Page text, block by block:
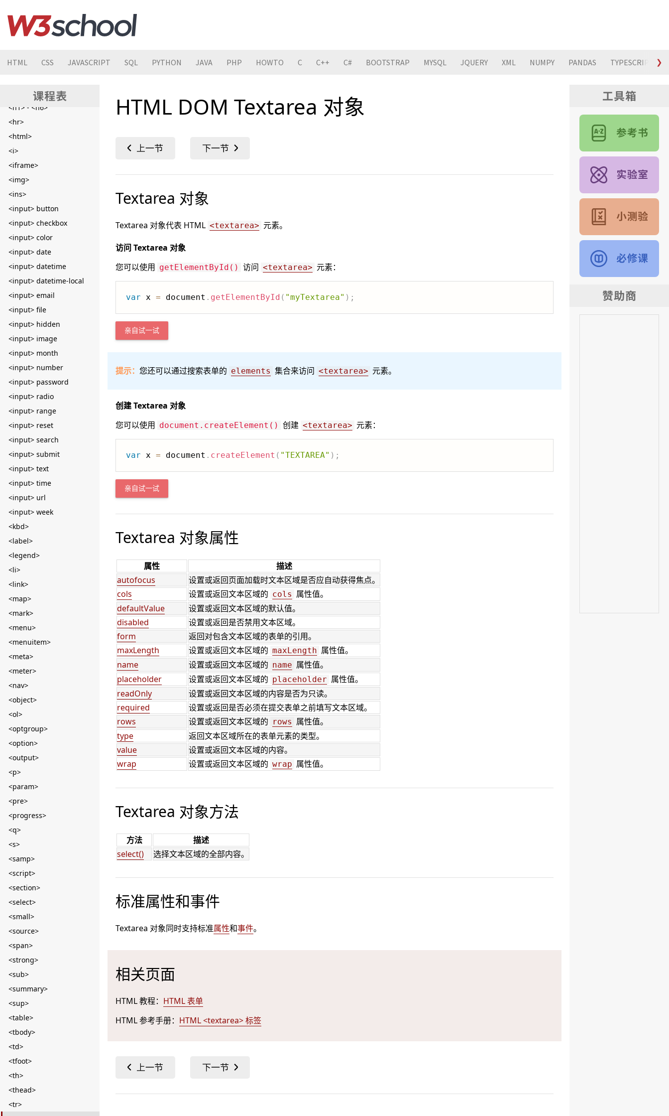
HTML CSS JAVASCRIPT SQL PYTHON JAVA PHP HOWTO C C++ C# BOOTSTRAP MYSQL JQUERY XML NUMPY PANDAS TYPESCRIPT ❯
<figcaption>
<figure>
<form>
<header>
<h1> - <h6>
<hr>
<html>
<i>
<iframe>
<img>
<ins>
<input> button
<input> checkbox
<input> color
<input> date
<input> datetime
<input> datetime-local
<input> email
<input> file
<input> hidden
<input> image
<input> month
<input> number
<input> password
<input> radio
<input> range
<input> reset
<input> search
<input> submit
<input> text
<input> time
<input> url
<input> week
<kbd>
<label>
<legend>
<li>
<link>
<map>
<mark>
<menu>
<menuitem>
<meta>
<meter>
<nav>
<object>
<ol>
<optgroup>
<option>
<output>
<p>
<param>
<pre>
<progress>
<q>
<s>
<samp>
<script>
<section>
<select>
<small>
<source>
<span>
<strong>
<sub>
<summary>
<sup>
<table>
<tbody>
<td>
<tfoot>
<th>
<thead>
<tr>
HTML DOM Textarea 对象
Textarea 对象
Textarea 对象代表 HTML <textarea> 元素。
访问 Textarea 对象
您可以使用 getElementById() 访问 <textarea> 元素：
var x = document . getElementById ( "myTextarea" ) ;
亲自试一试
提示： 您还可以通过搜索表单的 elements 集合来访问 <textarea> 元素。
创建 Textarea 对象
您可以使用 document.createElement() 创建 <textarea> 元素：
var x = document . createElement ( "TEXTAREA" ) ;
亲自试一试
Textarea 对象属性
属性
描述
autofocus
设置或返回页面加载时文本区域是否应自动获得焦点。
cols
设置或返回文本区域的 cols 属性值。
defaultValue
设置或返回文本区域的默认值。
disabled
设置或返回是否禁用文本区域。
form
返回对包含文本区域的表单的引用。
maxLength
设置或返回文本区域的 maxLength 属性值。
name
设置或返回文本区域的 name 属性值。
placeholder
设置或返回文本区域的 placeholder 属性值。
readOnly
设置或返回文本区域的内容是否为只读。
required
设置或返回是否必须在提交表单之前填写文本区域。
rows
设置或返回文本区域的 rows 属性值。
type
返回文本区域所在的表单元素的类型。
value
设置或返回文本区域的内容。
wrap
设置或返回文本区域的 wrap 属性值。
Textarea 对象方法
方法
描述
select()
选择文本区域的全部内容。
标准属性和事件
Textarea 对象同时支持标准属性和事件。
相关页面
HTML 教程： HTML 表单
HTML 参考手册： HTML <textarea> 标签